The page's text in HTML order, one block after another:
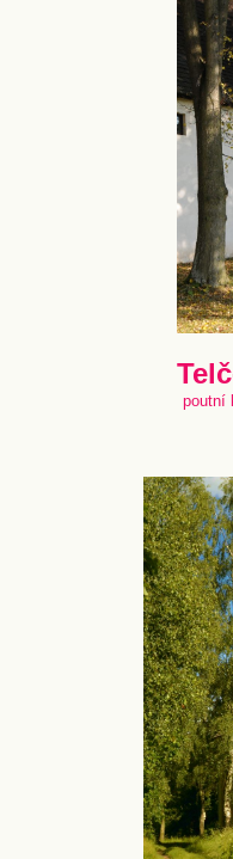
poutní